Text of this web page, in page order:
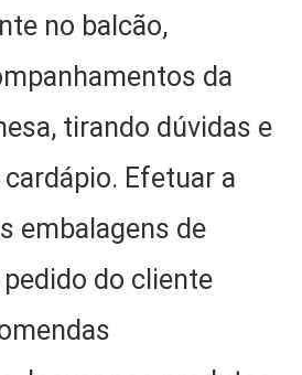
no balcão,
da
tirando dúvidas e
Efetuar a
embalagens de
do cliente